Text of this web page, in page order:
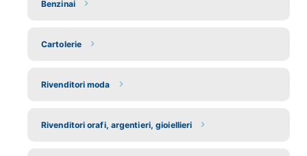
Benzinai
Cartolerie
Rivenditori moda
Rivenditori orafi, argentieri, gioiellieri